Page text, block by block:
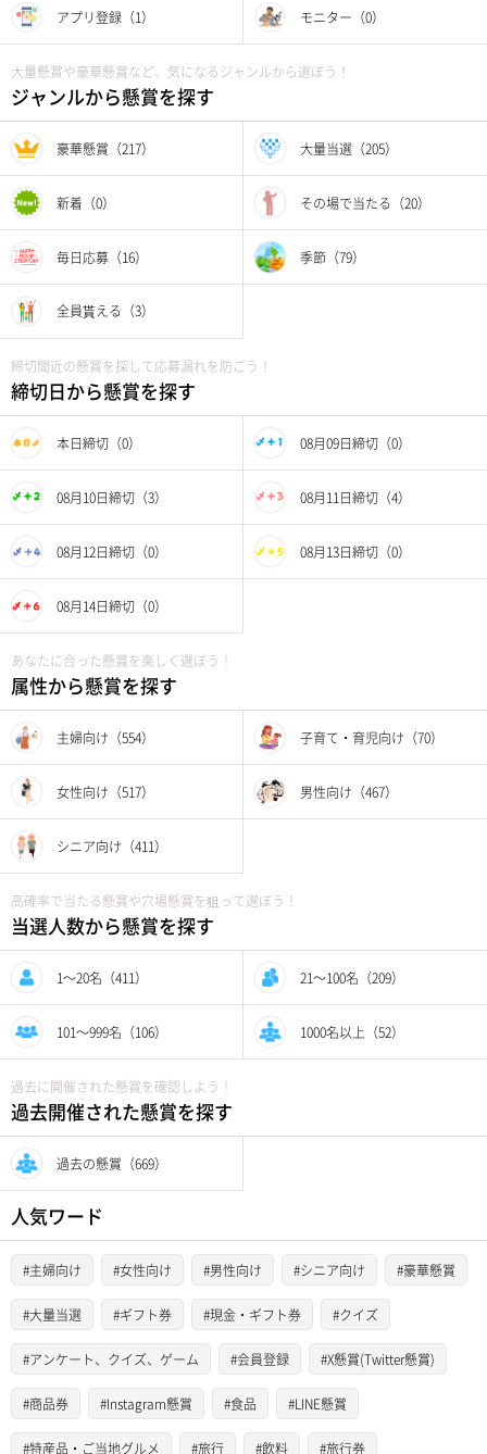
アプリ登録（1） モニター（0）
大量懸賞や豪華懸賞など、気になるジャンルから選ぼう！
ジャンルから懸賞を探す
豪華懸賞（217） 大量当選（205）
新着（0） その場で当たる（20）
毎日応募（16） 季節（79）
全員貰える（3）
締切間近の懸賞を探して応募漏れを防ごう！
締切日から懸賞を探す
本日締切（0） 08月09日締切（0）
08月10日締切（3） 08月11日締切（4）
08月12日締切（0） 08月13日締切（0）
08月14日締切（0）
あなたに合った懸賞を楽しく選ぼう！
属性から懸賞を探す
主婦向け（554） 子育て・育児向け（70）
女性向け（517） 男性向け（467）
シニア向け（411）
高確率で当たる懸賞や穴場懸賞を狙って選ぼう！
当選人数から懸賞を探す
1〜20名（411） 21〜100名（209）
101〜999名（106） 1000名以上（52）
過去に開催された懸賞を確認しよう！
過去開催された懸賞を探す
過去の懸賞（669）
人気ワード
#主婦向け #女性向け #男性向け #シニア向け #豪華懸賞
#大量当選 #ギフト券 #現金・ギフト券 #クイズ
#アンケート、クイズ、ゲーム #会員登録 #X懸賞(Twitter懸賞)
#商品券 #Instagram懸賞 #食品 #LINE懸賞
#特産品・ご当地グルメ #旅行 #飲料 #旅行券